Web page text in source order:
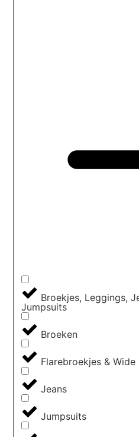
Broekjes, Leggings,
Jumpsuits
Broeken
Flarebroekjes & Wide
Jeans
Jumpsuits